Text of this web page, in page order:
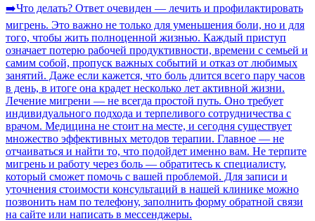
➡️Что делать? Ответ очевиден — лечить и профилактировать
мигрень. Это важно не только для уменьшения боли, но и для
того, чтобы жить полноценной жизнью. Каждый приступ
означает потерю рабочей продуктивности, времени с семьей и
самим собой, пропуск важных событий и отказ от любимых
занятий. Даже если кажется, что боль длится всего пару часов
в день, в итоге она крадет несколько лет активной жизни.
Лечение мигрени — не всегда простой путь. Оно требует
индивидуального подхода и терпеливого сотрудничества с
врачом. Медицина не стоит на месте, и сегодня существует
множество эффективных методов терапии. Главное — не
отчаиваться и найти то, что подойдет именно вам. Не терпите
мигрень и работу через боль — обратитесь к специалисту,
который сможет помочь с вашей проблемой. Для записи и
уточнения стоимости консультаций в нашей клинике можно
позвонить нам по телефону, заполнить форму обратной связи
на сайте или написать в мессенджеры.